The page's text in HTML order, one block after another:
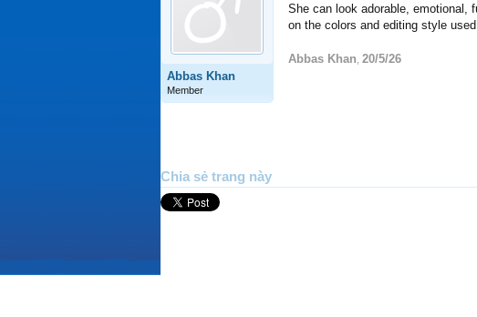
Abbas Khan
Member
She can look adorable, emotional,
on the colors and editing style
Abbas Khan 20/5/26
Chia sẻ trang này